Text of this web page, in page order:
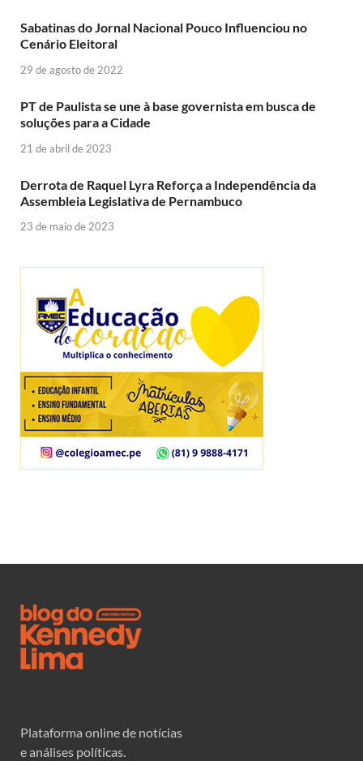
Sabatinas do Jornal Nacional Pouco Influenciou no
Cenário Eleitoral
29 de agosto de 2022
PT de Paulista se une à base governista em busca de
soluções para a Cidade
21 de abril de 2023
Derrota de Raquel Lyra Reforça a Independência da
Assembleia Legislativa de Pernambuco
23 de maio de 2023
Plataforma online de notícias
e análises políticas.